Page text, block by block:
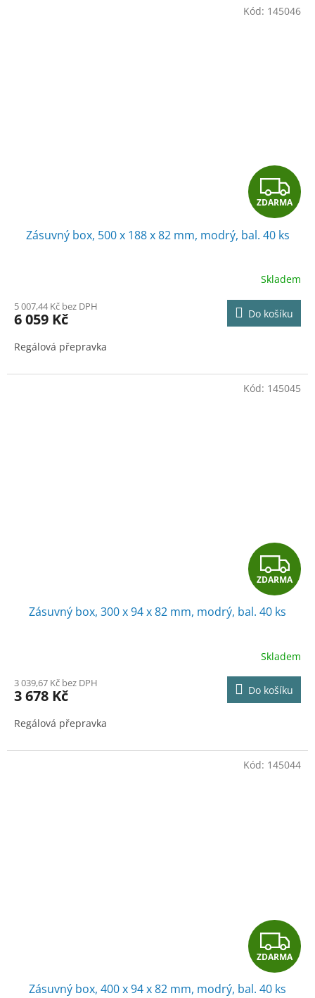
Z
D
A
R
M
A
ZDARMA
Zásuvný box, 500 x 188 x 82 mm, modrý, bal. 40 ks
Skladem
5 007,44 Kč bez DPH
6 059 Kč Do košíku
Regálová přepravka
Kód: 145046
Z
D
R
M
A
ZDARMA
Zásuvný box, 300 x 94 x 82 mm, modrý, bal. 40 ks
Skladem
3 039,67 Kč bez DPH
3 678 Kč Do košíku
Regálová přepravka
Kód: 145045
Z
D
ZDARMA
Zásuvný box, 400 x 94 x 82 mm, modrý, bal. 40 ks
Kód: 145044